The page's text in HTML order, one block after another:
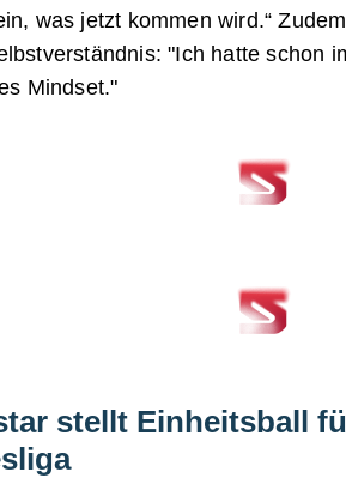
was jetzt kommen wird.“
"Ich hatte schon
Mindset."
stellt Einheitsball